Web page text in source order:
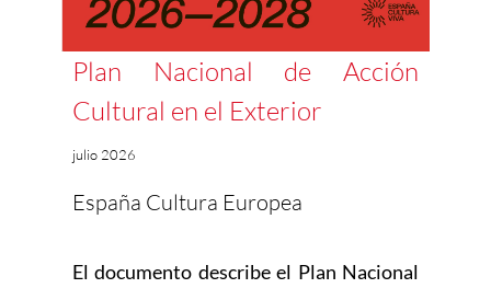
Plan Nacional de Acción
Cultural en el Exterior
julio 2026
España Cultura Europea
El documento describe el Plan Nacional